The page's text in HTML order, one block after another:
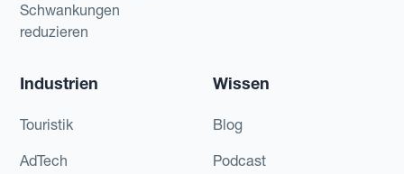
Schwankungen
reduzieren
Industrien
Touristik
AdTech
Wissen
Blog
Podcast